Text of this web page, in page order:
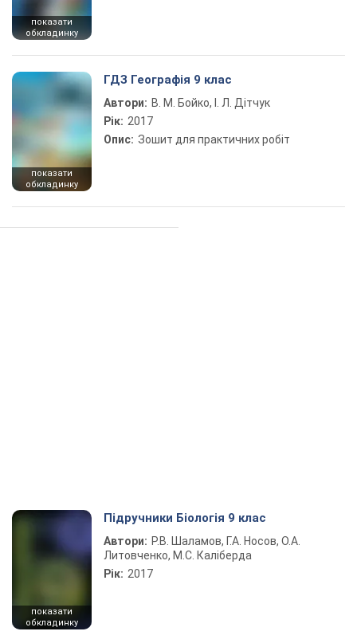
показати
обкладинку
показати
обкладинку
ГДЗ Географія 9 клас
Автори: В. М. Бойко, І. Л. Дітчук
Рік: 2017
Опис: Зошит для практичних робіт
показати
обкладинку
Підручники Біологія 9 клас
Автори: Р.В. Шаламов, Г.А. Носов, О.А.
Литовченко, М.С. Каліберда
Рік: 2017